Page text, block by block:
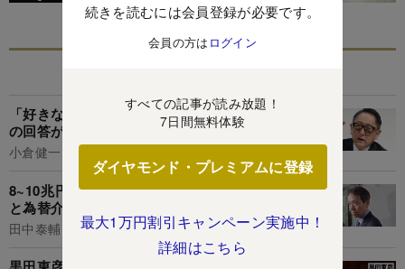
続きを読むには会員登録が必要です。
会員の方は ログイン
すべての記事が読み放題！
7日間無料体験
ダイヤモンド・プレミアムに登録
最大1万円割引キャンペーン実施中！
詳細はこちら
「好きなことを仕事にしたい」若者への豊田章男
の回答が正論すぎて、ぐうの音も出なかった
小倉健一
8~10兆円の円買い介入は“無駄遣い”か、円相場
と為替介入と外貨準備を巡る「3つの誤解」
田中泰輔